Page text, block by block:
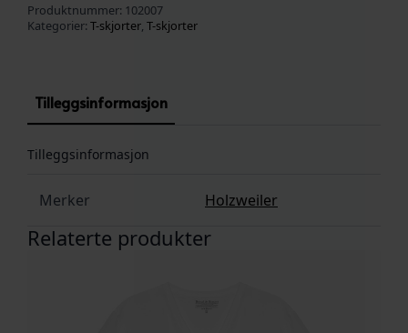
Produktnummer: 102007
Kategorier: T-skjorter, T-skjorter
Tilleggsinformasjon
Tilleggsinformasjon
Merker Holzweiler
Relaterte produkter